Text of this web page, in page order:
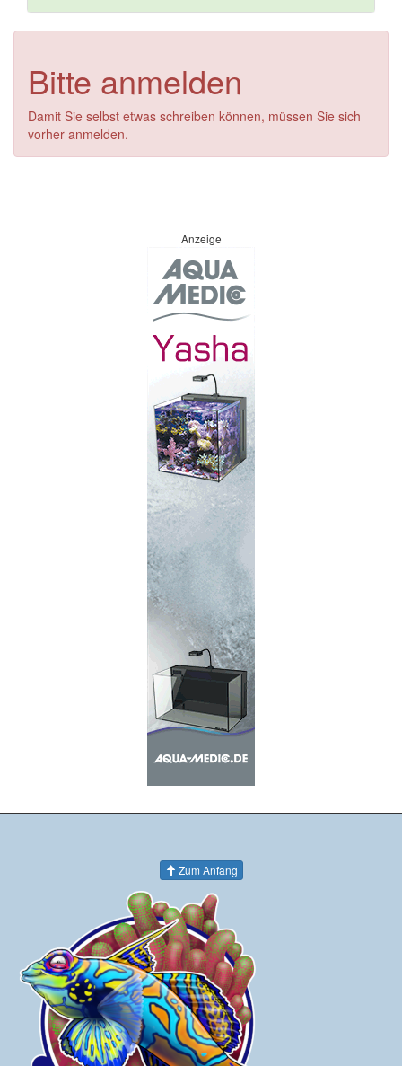
Bitte anmelden
Damit Sie selbst etwas schreiben können, müssen Sie sich
vorher anmelden.
Anzeige
Zum Anfang